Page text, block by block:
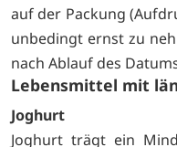
auf der Packung
unbedingt ernst zu
nach Ablauf des
Lebensmittel mit
Joghurt
Joghurt trägt ein